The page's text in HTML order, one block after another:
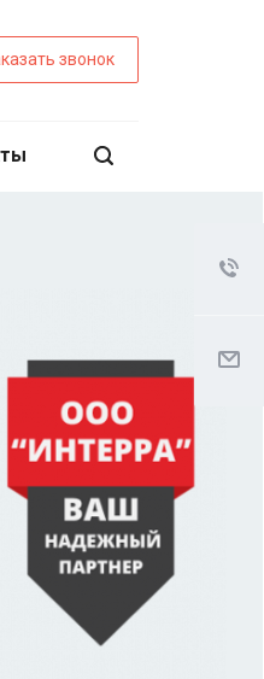
звонок